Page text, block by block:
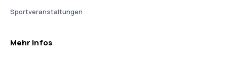
Sportveranstaltungen
Mehr Infos